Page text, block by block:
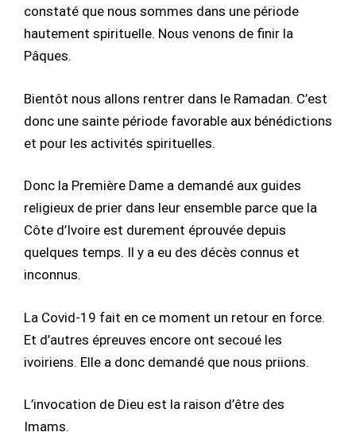
constaté que nous sommes dans une période
hautement spirituelle. Nous venons de finir la
Pâques.
Bientôt nous allons rentrer dans le Ramadan. C’est
donc une sainte période favorable aux bénédictions
et pour les activités spirituelles.
Donc la Première Dame a demandé aux guides
religieux de prier dans leur ensemble parce que la
Côte d’Ivoire est durement éprouvée depuis
quelques temps. Il y a eu des décès connus et
inconnus.
La Covid-19 fait en ce moment un retour en force.
Et d’autres épreuves encore ont secoué les
ivoiriens. Elle a donc demandé que nous priions.
L’invocation de Dieu est la raison d’être des
Imams.